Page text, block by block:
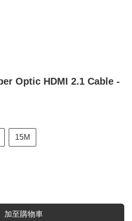
Optic HDMI 2.1 Cable -
15M
加至購物車